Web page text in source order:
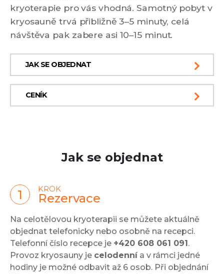
kryoterapie pro vás vhodná. Samotný pobyt v
kryosauně trvá přibližně 3–5 minuty, celá
návštěva pak zabere asi 10–15 minut.
JAK SE OBJEDNAT
CENÍK
Jak se objednat
KROK
Rezervace
Na celotělovou kryoterapii se můžete aktuálně
objednat telefonicky nebo osobně na recepci.
Telefonní číslo recepce je +420 608 061 091.
Provoz kryosauny je celodennía v rámci jedné
hodiny je možné odbavit až 6 osob. Při objednání